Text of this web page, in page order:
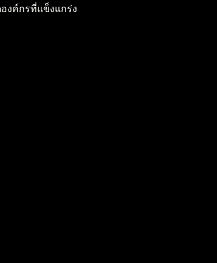
งค์กรที่แข็งแกร่ง